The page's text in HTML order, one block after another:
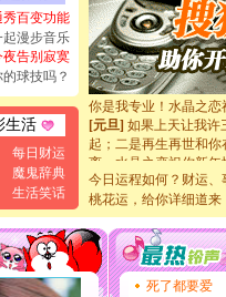
百变功能
漫步音乐
夜告别寂寞
球技吗？
活
每日财运
魔鬼辞典
生活笑话
天都要快乐噢!
[圣诞节]奉上一颗祝福
如意,快乐,鲜花,一切美
[元旦]看到你我会触电
断电。爱你是我职业，
你是我专业！水晶之恋
[元旦] 如果上天让我许
起；二是再生再世和
离。水晶之恋祝你新年
[元旦]当我狠下心扭头
泣，这痛楚让我明白我
[春节]风柔雨润好月圆
颜！冬去春来似水如
道一声平安！新年吉祥
[春节]
传说薰衣草有四
今日运程如何？财运、
桃花运，给你详细道来
死了都要爱